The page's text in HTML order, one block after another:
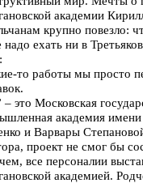
академии
крупно повезло:
надо ехать ни в
то работы мы просто
это Московская
академия
и Варвары
проект не смог бы
все персоналии
академией.